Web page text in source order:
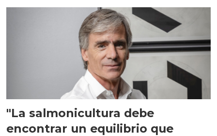
"La salmonicultura debe
encontrar un equilibrio que